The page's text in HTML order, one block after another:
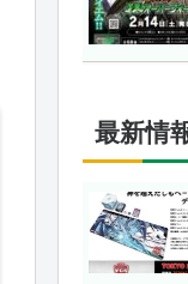
最新情